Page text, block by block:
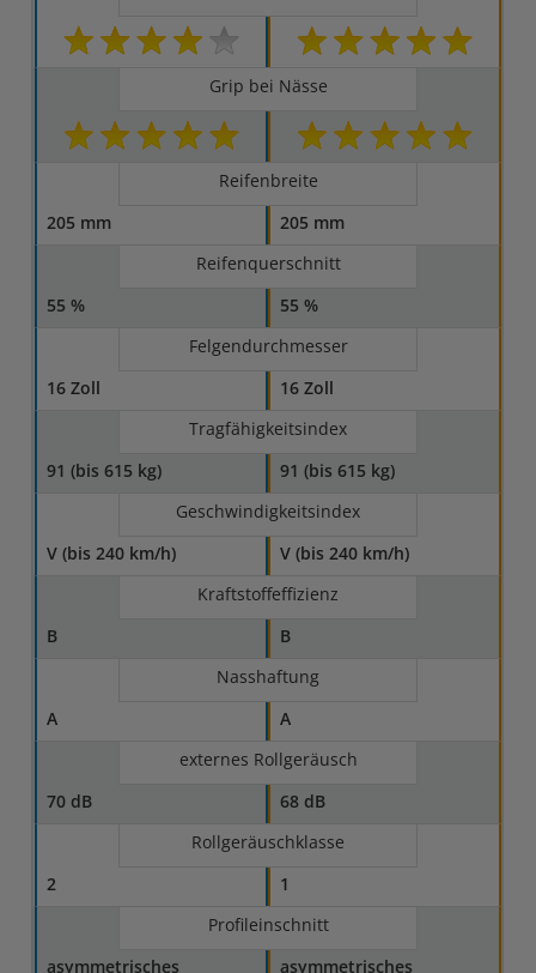
Grip bei Nässe
Reifenbreite
205 mm
205 mm
Reifenquerschnitt
55 %
55 %
Felgendurchmesser
16 Zoll
16 Zoll
Tragfähigkeitsindex
91 (bis 615 kg)
91 (bis 615 kg)
Geschwindigkeitsindex
V (bis 240 km/h)
V (bis 240 km/h)
Kraftstoffeffizienz
B
B
Nasshaftung
A
A
externes Rollgeräusch
70 dB
68 dB
Rollgeräuschklasse
2
1
Profileinschnitt
asymmetrisches
asymmetrisches